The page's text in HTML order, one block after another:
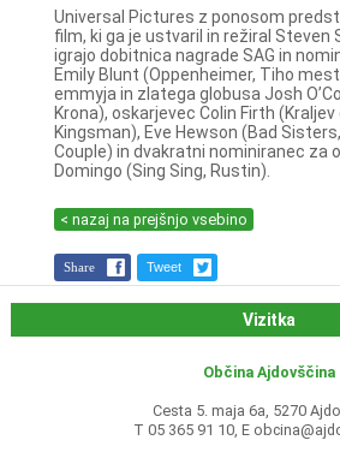
Universal Pictures z ponosom
film, ki ga je ustvaril in režiral Steven
igrajo dobitnica nagrade SAG in
Emily Blunt (Oppenheimer, Tiho
emmyja in zlatega globusa Josh
Krona), oskarjevec Colin Firth
Kingsman), Eve Hewson (Bad
Couple) in dvakratni nominiranec za
Domingo (Sing Sing, Rustin).
< nazaj na prejšnjo vsebino
Share Tweet
Vizitka
Občina Ajdovščina
Cesta 5. maja 6a, 5270
T 05 365 91 10, E